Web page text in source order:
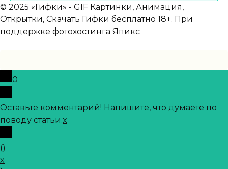
© 2025 «Гифки» - GIF Картинки, Анимация,
Открытки, Скачать Гифки бесплатно 18+. При
поддержке фотохостинга Япикс
0
Оставьте комментарий! Напишите, что думаете по
поводу статьи.x
()
x